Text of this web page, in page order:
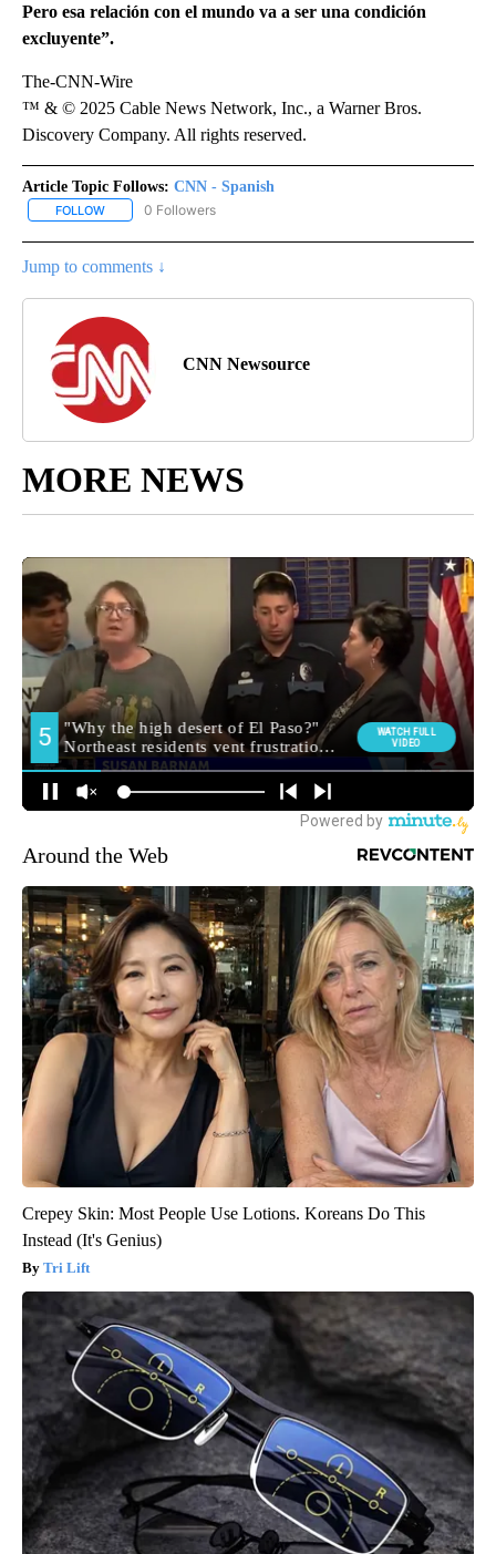
Pero esa relación con el mundo va a ser una condición
excluyente”.
The-CNN-Wire
™ & © 2025 Cable News Network, Inc., a Warner Bros.
Discovery Company. All rights reserved.
Article Topic Follows: CNN - Spanish
FOLLOW FOLLOW "CNN - SPANISH" TO RECEIVE NOTIFICATIONS ABOUT
0 Followers
Jump to comments ↓
CNN Newsource
MORE NEWS
Around the Web
Crepey Skin: Most People Use Lotions. Koreans Do This
Instead (It's Genius)
Tri Lift